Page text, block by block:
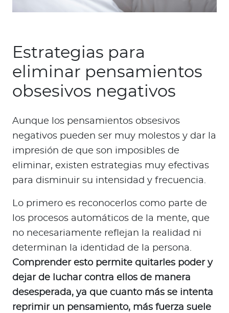
Estrategias para
eliminar pensamientos
obsesivos negativos
Aunque los pensamientos obsesivos
negativos pueden ser muy molestos y dar la
impresión de que son imposibles de
eliminar, existen estrategias muy efectivas
para disminuir su intensidad y frecuencia.
Lo primero es reconocerlos como parte de
los procesos automáticos de la mente, que
no necesariamente reflejan la realidad ni
determinan la identidad de la persona.
Comprender esto permite quitarles poder y
dejar de luchar contra ellos de manera
desesperada, ya que cuanto más se intenta
reprimir un pensamiento, más fuerza suele